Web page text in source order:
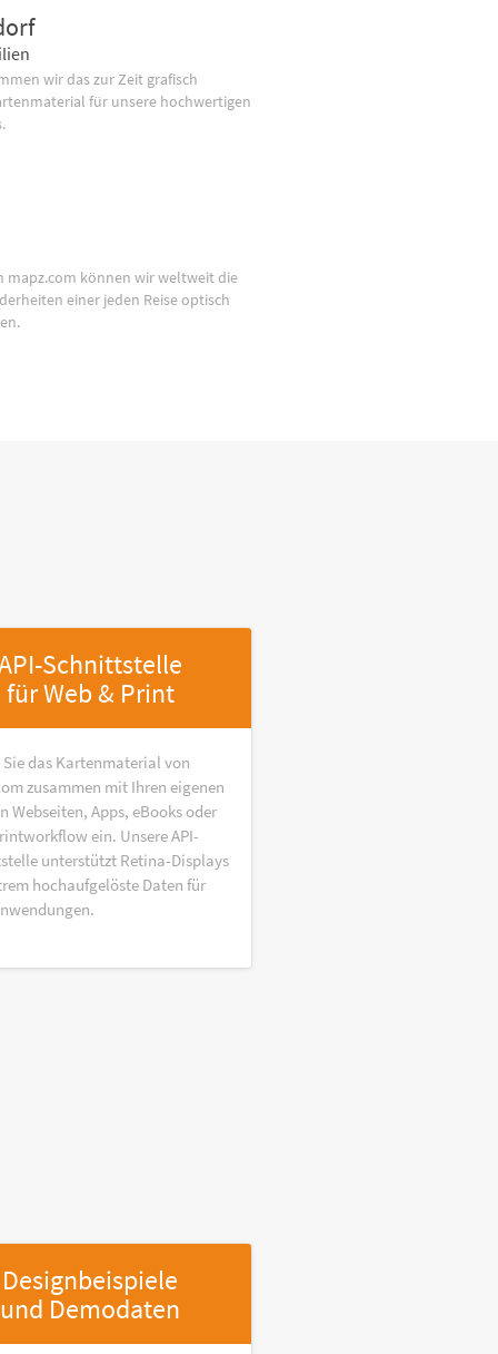
wir das zur Zeit grafisch
für unsere hochwertigen
mapz.com können wir weltweit die
einer jeden Reise optisch
Schnittstelle
für Web & Print
das Kartenmaterial von
zusammen mit Ihren eigenen
Webseiten, Apps, eBooks oder
ein. Unsere API-
unterstützt Retina-Displays
hochaufgelöste Daten für
Designbeispiele
und Demodaten